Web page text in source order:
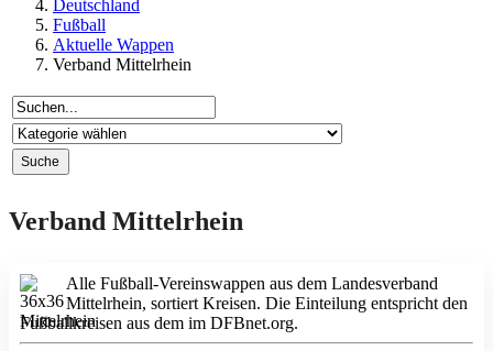
Deutschland
Fußball
Aktuelle Wappen
Verband Mittelrhein
Verband Mittelrhein
Alle Fußball-Vereinswappen aus dem Landesverband
Mittelrhein, sortiert Kreisen. Die Einteilung entspricht den
Fußballkreisen aus dem im DFBnet.org.